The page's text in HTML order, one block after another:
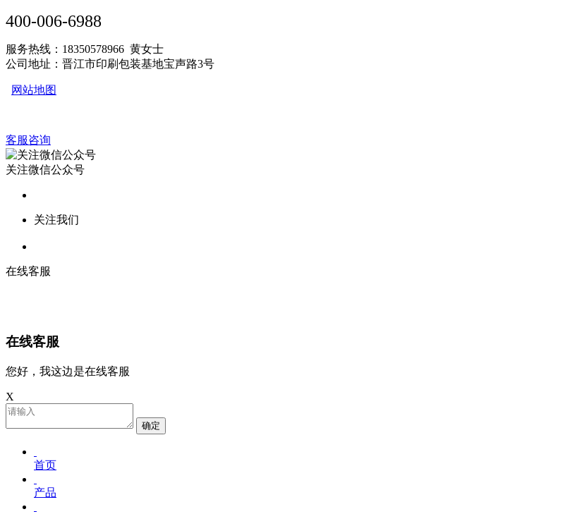
400-006-6988
服务热线：18350578966 黄女士
公司地址：晋江市印刷包装基地宝声路3号
网站地图
客服咨询
关注微信公众号
关注我们
在线客服
在线客服
您好，我这边是在线客服
X
确定
首页
产品